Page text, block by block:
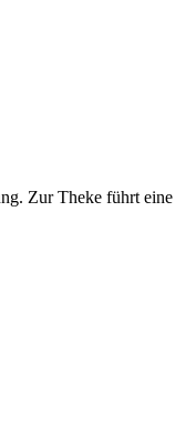
Zur Theke führt eine